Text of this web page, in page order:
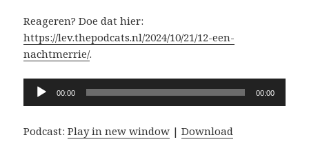
Reageren? Doe dat hier:
https://lev.thepodcats.nl/2024/10/21/12-een-
nachtmerrie/.
Audiospeler
00:00 00:00
Podcast:Play in new window |Download